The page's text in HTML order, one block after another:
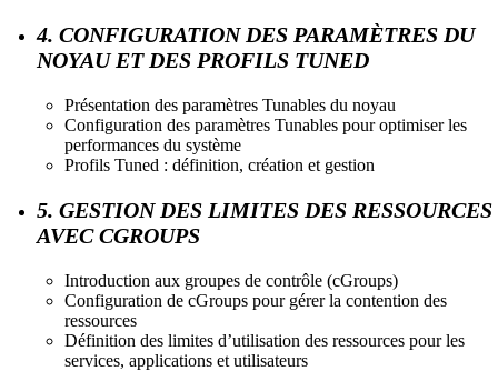
4. CONFIGURATION DES PARAMÈTRES DU
NOYAU ET DES PROFILS TUNED
Présentation des paramètres Tunables du noyau
Configuration des paramètres Tunables pour optimiser les
performances du système
Profils Tuned : définition, création et gestion
5. GESTION DES LIMITES DES RESSOURCES
AVEC CGROUPS
Introduction aux groupes de contrôle (cGroups)
Configuration de cGroups pour gérer la contention des
ressources
Définition des limites d’utilisation des ressources pour les
services, applications et utilisateurs